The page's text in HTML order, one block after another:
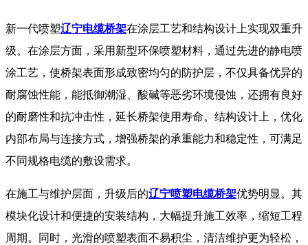
​ 新一代喷塑辽宁电缆桥架在涂层工艺和结构设计上实现双重升
级。在涂层方面，采用新型环保喷塑材料，通过先进的静电喷
涂工艺，使桥架表面形成致密均匀的防护层，不仅具备优异的
耐腐蚀性能，能抵御潮湿、酸碱等恶劣环境侵蚀，还拥有良好
的耐磨性和抗冲击性，延长桥架使用寿命。结构设计上，优化
内部布局与连接方式，增强桥架的承重能力和稳定性，可满足
不同规格电缆的敷设需求。​
在施工与维护层面，升级后的辽宁喷塑电缆桥架优势明显。其
模块化设计和便捷的安装结构，大幅提升施工效率，缩短工程
周期。同时，光滑的喷塑表面不易积尘，清洁维护更为轻松，